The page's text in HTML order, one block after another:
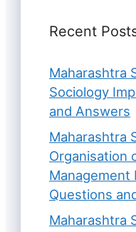
Recent
Maharashtra
Sociology
and Answers
Maharashtra
Organisation
Management
Questions
Maharashtra